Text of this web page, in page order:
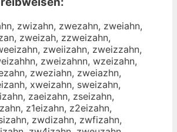
zwizahn, zwezahn, zweiahn,
zweizah, zzweizahn,
zweiizahn, zweizzahn,
zweizahnn, wzeizahn,
zweziahn, zweiazhn,
xweizahn, sweizahn,
zaeizahn, zseizahn,
z1eizahn, z2eizahn,
zwdizahn, zwfizahn,